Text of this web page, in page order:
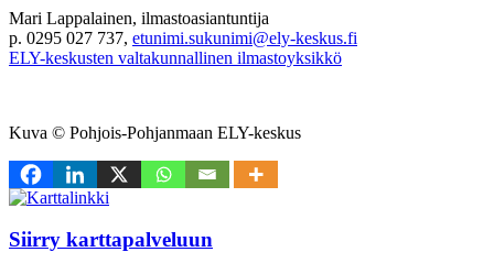
Mari Lappalainen, ilmastoasiantuntija
p. 0295 027 737, etunimi.sukunimi@ely-keskus.fi
ELY-keskusten valtakunnallinen ilmastoyksikkö
Kuva © Pohjois-Pohjanmaan ELY-keskus
Siirry karttapalveluun